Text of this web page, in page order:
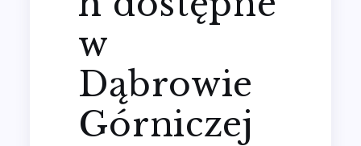
w
Dąbrowie
Górniczej